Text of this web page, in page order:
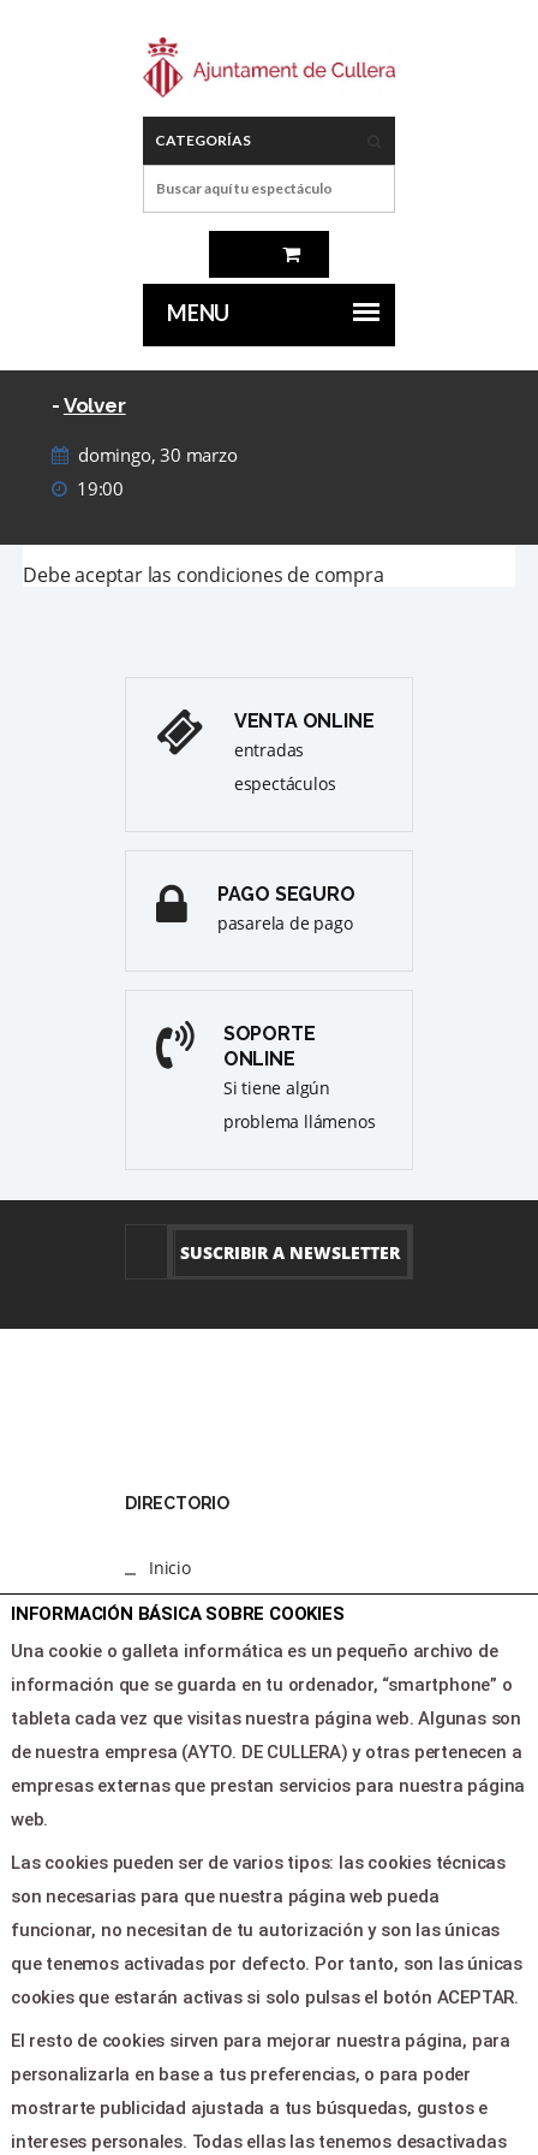
- Volver
domingo, 30 marzo
19:00
Debe aceptar las condiciones de compra
VENTA ONLINE
entradas
espectáculos
PAGO SEGURO
pasarela de pago
SOPORTE
ONLINE
Si tiene algún
problema llámenos
DIRECTORIO
Inicio
Programacion
Area clientes
Contacto
LEGAL & PAGOS
Política de privacidad
Contactar
CONTACTO
Plaza de la Virgen,5 - CULLERA
46400
casacultura@cullera.es
INFORMACIÓN BÁSICA SOBRE COOKIES
Una cookie o galleta informática es un pequeño archivo de
información que se guarda en tu ordenador, “smartphone” o
tableta cada vez que visitas nuestra página web. Algunas son
de nuestra empresa (AYTO. DE CULLERA) y otras pertenecen a
empresas externas que prestan servicios para nuestra página
web.
Las cookies pueden ser de varios tipos: las cookies técnicas
son necesarias para que nuestra página web pueda
funcionar, no necesitan de tu autorización y son las únicas
que tenemos activadas por defecto. Por tanto, son las únicas
cookies que estarán activas si solo pulsas el botón ACEPTAR.
El resto de cookies sirven para mejorar nuestra página, para
personalizarla en base a tus preferencias, o para poder
mostrarte publicidad ajustada a tus búsquedas, gustos e
intereses personales. Todas ellas las tenemos desactivadas